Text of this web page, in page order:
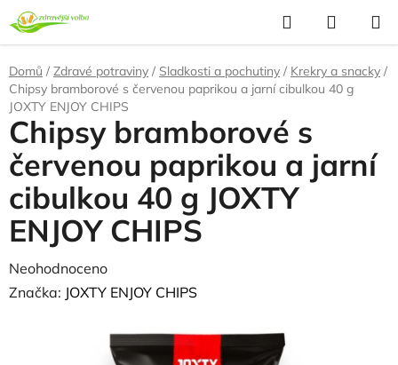
Přejít
na
obsah
Hledat
KOŠÍK
Domů / Zdravé potraviny / Sladkosti a pochutiny / Krekry a snacky /
Chipsy bramborové s červenou paprikou a jarní cibulkou 40 g
JOXTY ENJOY CHIPS
Chipsy bramborové s
červenou paprikou a jarní
cibulkou 40 g JOXTY
ENJOY CHIPS
Průměrné
hodnocení
Neohodnoceno
Značka: JOXTY ENJOY CHIPS